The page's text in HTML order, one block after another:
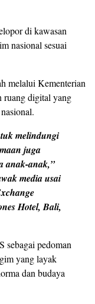
di kawasan
nasional sesuai
melalui Kementerian
ruang digital yang
melindungi
juga
anak-anak,”
media usai
Hotel, Bali,
sebagai pedoman
yang layak
dan budaya